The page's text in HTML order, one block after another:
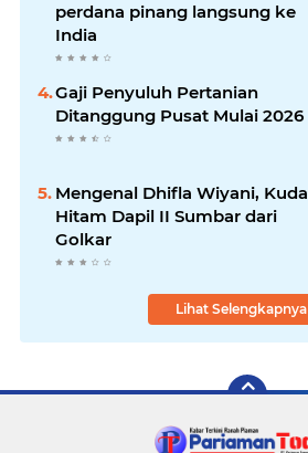
perdana pinang langsung ke
India
Gaji Penyuluh Pertanian
Ditanggung Pusat Mulai 2026
Mengenal Dhifla Wiyani, Kuda
Hitam Dapil II Sumbar dari
Golkar
Lihat Selengkapnya